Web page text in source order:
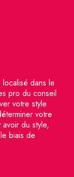
dans le
pro du conseil
votre style
votre
du style,
biais de